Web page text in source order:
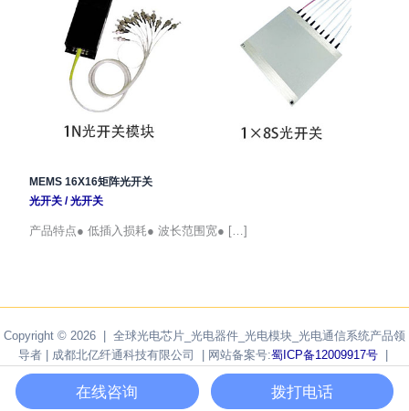
MEMS 16X16矩阵光开关
光开关/光开关
产品特点● 低插入损耗● 波长范围宽● […]
Copyright © 2026 | 全球光电芯片_光电器件_光电模块_光电通信系统产品领
导者 | 成都北亿纤通科技有限公司 | 网站备案号:蜀ICP备12009917号|
Powered byF-tone Networks
在线咨询 拨打电话